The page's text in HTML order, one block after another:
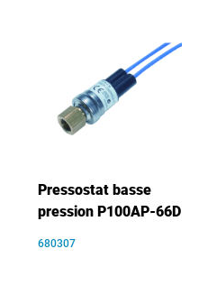
Pressostat basse
pression P100AP-66D
680307